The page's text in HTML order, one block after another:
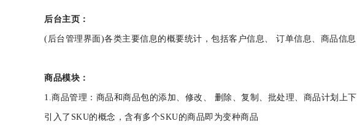
后台主页：
(后台管理界面)各类主要信息的概要统计，包括客户信息、 订单信息、商品
商品模块：
1.商品管理：商品和商品包的添加、修改、 删除、复制、批处理、商品计划上
引入了SKU的概念，含有多个SKU的商品即为变种商品